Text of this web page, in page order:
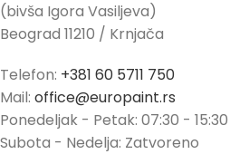
(bivša Igora Vasiljeva)
Beograd 11210 / Krnjača
Telefon: +381 60 5711 750
Mail: office@europaint.rs
Ponedeljak - Petak: 07:30 - 15:30
Subota - Nedelja: Zatvoreno